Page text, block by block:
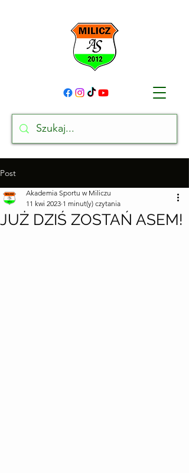
Post
JUŻ DZIŚ ZOSTAŃ ASEM!
Akademia Sportu w Miliczu
11 kwi 2023 1 minut(y) czytania